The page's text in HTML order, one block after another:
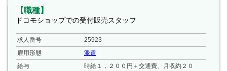
【職種】
ドコモショップでの受付販売スタッフ
求人番号
25923
雇用形態
派遣
給与
時給１，２００円＋交通費、月収約２０